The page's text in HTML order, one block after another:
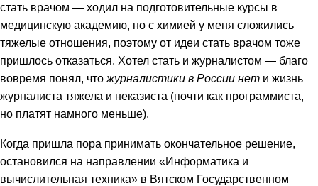
стать врачом — ходил на подготовительные курсы в
медицинскую академию, но с химией у меня сложились
тяжелые отношения, поэтому от идеи стать врачом тоже
пришлось отказаться. Хотел стать и журналистом — благо
вовремя понял, что журналистики в России нет и жизнь
журналиста тяжела и неказиста (почти как программиста,
но платят намного меньше).
Когда пришла пора принимать окончательное решение,
остановился на направлении «Информатика и
вычислительная техника» в Вятском Государственном